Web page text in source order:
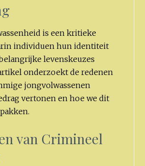
is een kritieke
individuen hun identiteit
levenskeuzes
onderzoekt de redenen
jongvolwassenen
vertonen en hoe we dit
van Crimineel